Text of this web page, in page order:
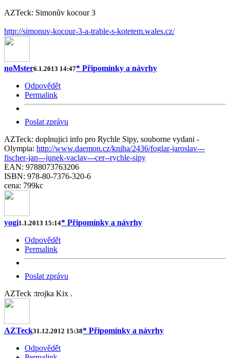
AZTeck: Simonův kocour 3
http://simonuv-kocour-3-a-trable-s-kotetem.wales.cz/
noMster6.1.2013 14:47* Připomínky a návrhy
Odpovědět
Permalink
Poslat zprávu
AZTeck: doplnujici info pro Rychle Sipy, souborne vydani -
Olympia: http://www.daemon.cz/kniha/2436/foglar-jaroslav---
fischer-jan---junek-vaclav---cer--rychle-sipy
EAN: 9788073763206
ISBN: 978-80-7376-320-6
cena: 799kc
yogi1.1.2013 15:14* Připomínky a návrhy
Odpovědět
Permalink
Poslat zprávu
AZTeck :trojka Kix .
AZTeck31.12.2012 15:38* Připomínky a návrhy
Odpovědět